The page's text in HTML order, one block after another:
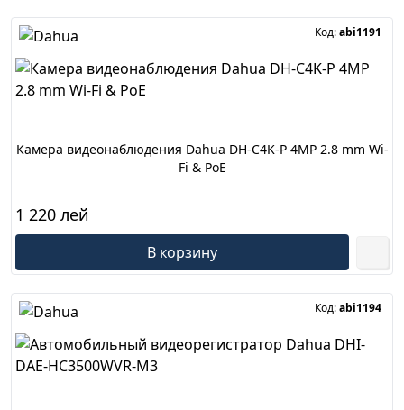
Код:abi1191
Камера видеонаблюдения Dahua DH-C4K-P 4MP 2.8 mm Wi-
Fi & PoE
1 220 лей
В корзину
Код:abi1194